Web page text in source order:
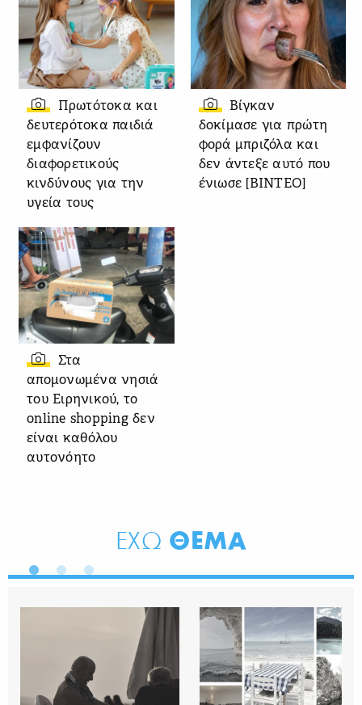
Πρωτότοκα και
δευτερότοκα παιδιά
εμφανίζουν
διαφορετικούς
κινδύνους για την
υγεία τους
Βίγκαν
δοκίμασε για πρώτη
φορά μπριζόλα και
δεν άντεξε αυτό που
ένιωσε [ΒΙΝΤΕΟ]
Στα
απομονωμένα νησιά
του Ειρηνικού, το
online shopping δεν
είναι καθόλου
αυτονόητο
ΕΧΩ ΘΕΜΑ